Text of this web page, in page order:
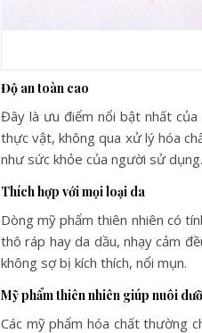
Độ an toàn cao
Đây là ưu điểm nổi bật nhất
thực vật, không qua xử lý hóa
như sức khỏe của người sử dụng.
Thích hợp với mọi loại da
Dòng mỹ phẩm thiên nhiên có
thô ráp hay da dầu, nhạy cảm
không sợ bị kích thích, nổi mụn.
Mỹ phẩm thiên nhiên giúp nuôi
Các mỹ phẩm hóa chất thường